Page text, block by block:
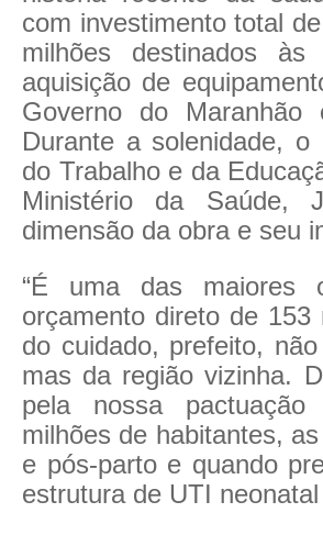
com investimento total
milhões destinados
aquisição de
Governo do
Durante a solenidade,
do Trabalho e da
Ministério da Saúde,
dimensão da obra e seu
“É uma das maiores
orçamento direto de
do cuidado, prefeito,
mas da região vizinha.
pela nossa
milhões de habitantes,
e pós-parto e quando
estrutura de UTI